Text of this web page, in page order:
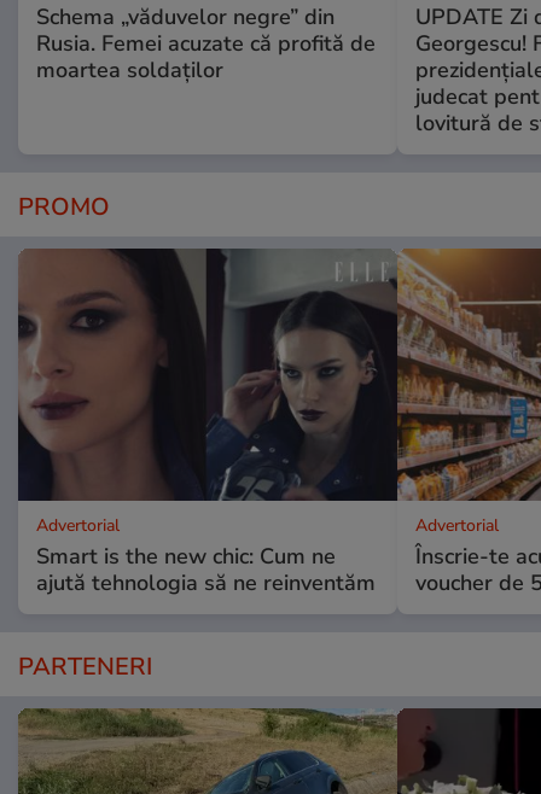
Schema „văduvelor negre” din
Rusia. Femei acuzate că profită de
moartea soldaților
UPDATE Zi
Georgescu!
judecat
lovitură de
PROMO
Advertorial
Smart is the new chic: Cum ne
ajută tehnologia să ne reinventăm
Advertorial
Înscrie-te
voucher de
PARTENERI